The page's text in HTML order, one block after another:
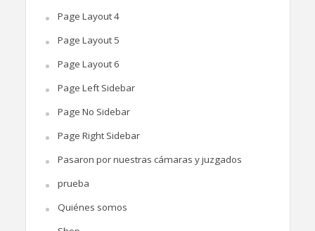
Page Layout 4
Page Layout 5
Page Layout 6
Page Left Sidebar
Page No Sidebar
Page Right Sidebar
Pasaron por nuestras cámaras y juzgados
prueba
Quiénes somos